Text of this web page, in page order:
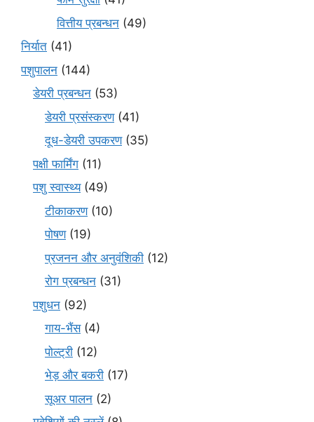
वित्तीय प्रबन्धन (49)
निर्यात (41)
पशुपालन (144)
डेयरी प्रबन्धन (53)
डेयरी प्रसंस्करण(41)
दूध-डेयरी उपकरण(35)
पक्षी फार्मिंग (11)
पशु स्वास्थ्य(49)
टीकाकरण(10)
पोषण(19)
प्रजनन और अनुवंशिकी (12)
रोग प्रबन्धन (31)
पशुधन (92)
गाय-भैंस(4)
पोल्ट्री (12)
भेड़ और बकरी (17)
सूअर पालन (2)